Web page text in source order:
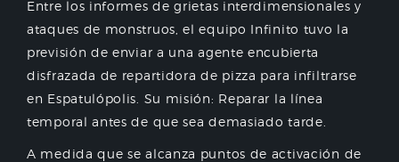
Entre los informes de grietas interdimensionales y
ataques de monstruos, el equipo Infinito tuvo la
previsión de enviar a una agente encubierta
disfrazada de repartidora de pizza para infiltrarse
en Espatulópolis. Su misión: Reparar la línea
temporal antes de que sea demasiado tarde.
A medida que se alcanza puntos de activación de